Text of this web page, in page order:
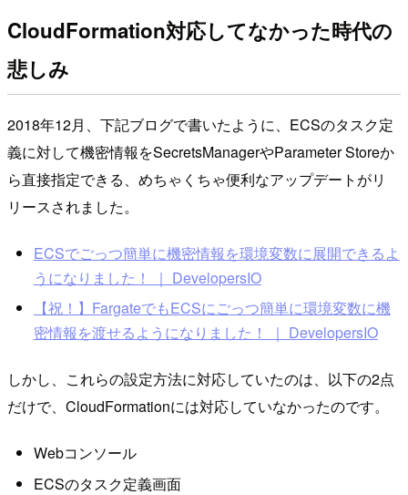
CloudFormation対応してなかった時代の
悲しみ
2018年12月、下記ブログで書いたように、ECSのタスク定
義に対して機密情報をSecretsManagerやParameter Storeか
ら直接指定できる、めちゃくちゃ便利なアップデートがリ
リースされました。
ECSでごっつ簡単に機密情報を環境変数に展開できるよ
うになりました！ ｜ DevelopersIO
【祝！】FargateでもECSにごっつ簡単に環境変数に機
密情報を渡せるようになりました！ ｜ DevelopersIO
しかし、これらの設定方法に対応していたのは、以下の2点
だけで、CloudFormationには対応していなかったのです。
Webコンソール
ECSのタスク定義画面